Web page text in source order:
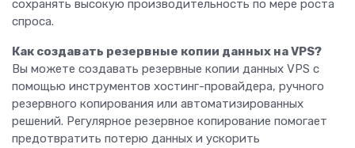
сохранять высокую производительность по мере роста
спроса.
Как создавать резервные копии данных на VPS?
Вы можете создавать резервные копии данных VPS с
помощью инструментов хостинг-провайдера, ручного
резервного копирования или автоматизированных
решений. Регулярное резервное копирование помогает
предотвратить потерю данных и ускорить